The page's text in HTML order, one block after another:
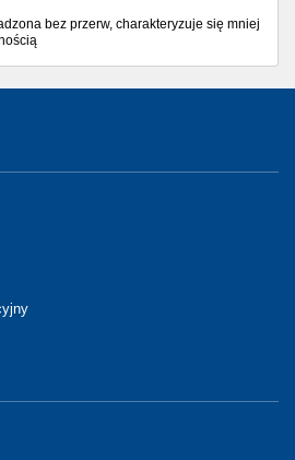
bez przerw, charakteryzuje się mniej